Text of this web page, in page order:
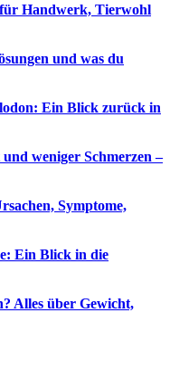
Handwerk, Tierwohl
und was du
Ein Blick zurück in
weniger Schmerzen –
Symptome,
Ein Blick in die
Alles über Gewicht,